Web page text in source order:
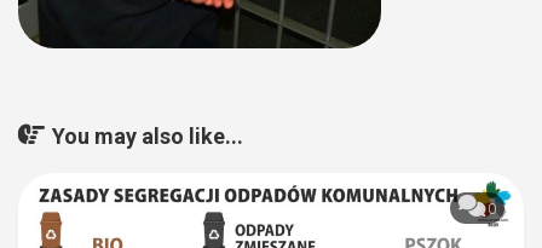
You may also like...
0